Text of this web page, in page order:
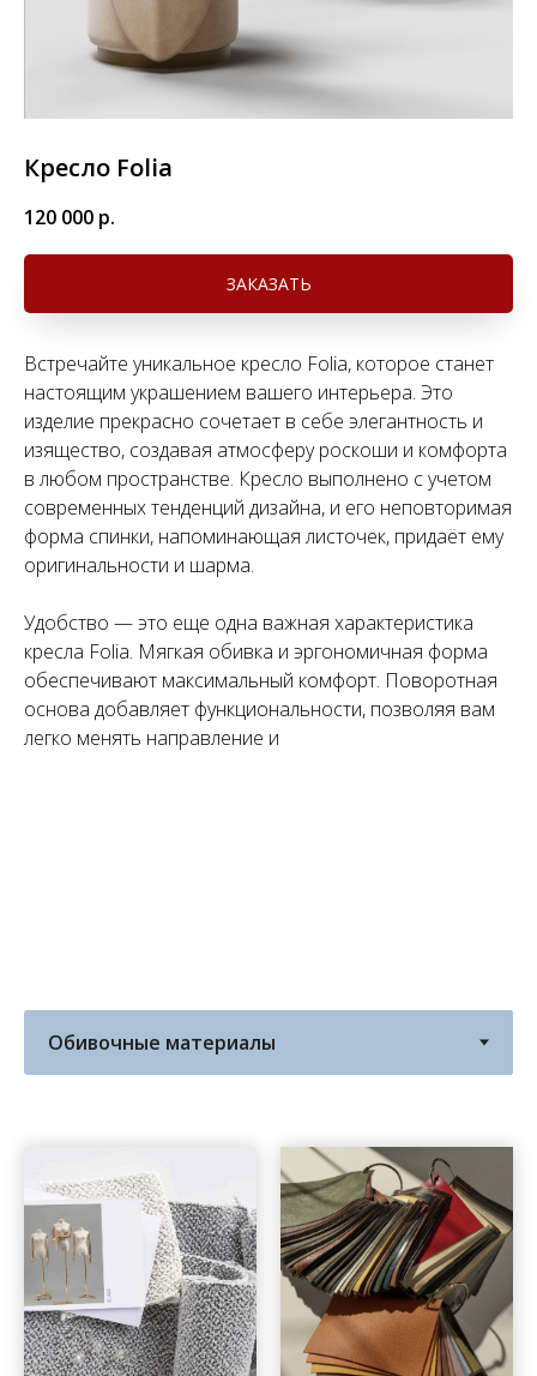
Кресло Folia
120 000 р.
ЗАКАЗАТЬ
Встречайте уникальное кресло Folia, которое станет
настоящим украшением вашего интерьера. Это
изделие прекрасно сочетает в себе элегантность и
изящество, создавая атмосферу роскоши и комфорта
в любом пространстве. Кресло выполнено с учетом
современных тенденций дизайна, и его неповторимая
форма спинки, напоминающая листочек, придаёт ему
оригинальности и шарма.
Удобство — это еще одна важная характеристика
кресла Folia. Мягкая обивка и эргономичная форма
обеспечивают максимальный комфорт. Поворотная
основа добавляет функциональности, позволяя вам
легко менять направление и